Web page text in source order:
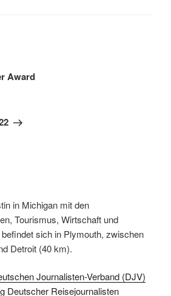
Award
in Michigan mit den
Tourismus, Wirtschaft und
sich in Plymouth, zwischen
Detroit (40 km).
Journalisten-Verband (DJV)
Deutscher Reisejournalisten